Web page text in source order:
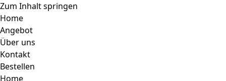
Zum Inhalt springen
Home
Angebot
Über uns
Kontakt
Bestellen
Home